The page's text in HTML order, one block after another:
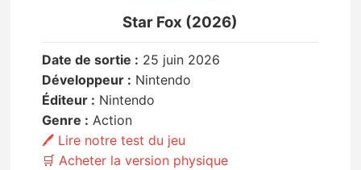
Star Fox (2026)
Date de sortie : 25 juin 2026
Développeur : Nintendo
Éditeur : Nintendo
Genre : Action
🖊️ Lire notre test du jeu
🛒 Acheter la version physique